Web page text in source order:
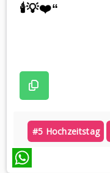
🕯️💡❤️“
#5 Hochzeitstag